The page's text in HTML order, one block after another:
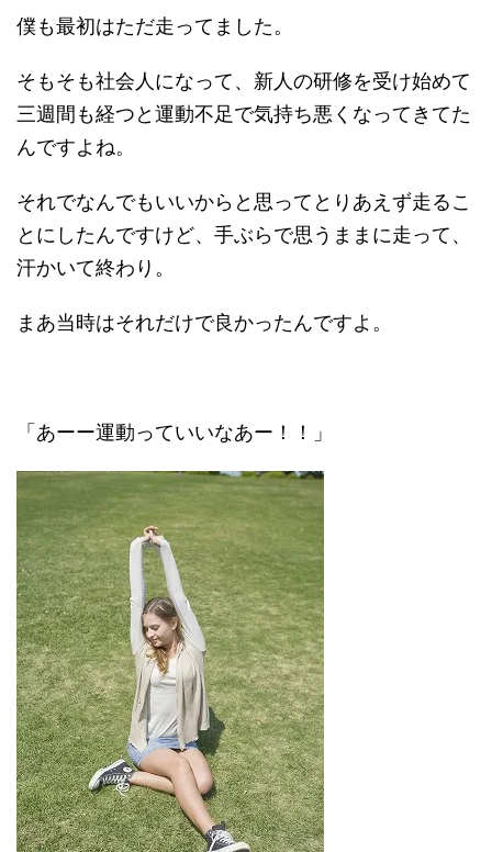
僕も最初はただ走ってました。
そもそも社会人になって、新人の研修を受け始めて
三週間も経つと運動不足で気持ち悪くなってきてた
んですよね。
それでなんでもいいからと思ってとりあえず走るこ
とにしたんですけど、手ぶらで思うままに走って、
汗かいて終わり。
まあ当時はそれだけで良かったんですよ。
「あーー運動っていいなあー！！」